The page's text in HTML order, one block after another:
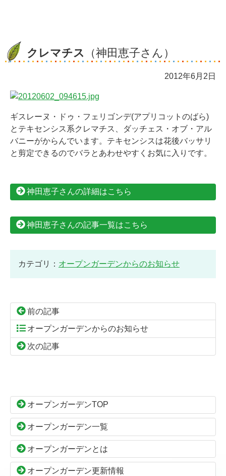
クレマチス （神田恵子さん）
2012年6月2日
ギスレーヌ・ドゥ・フェリゴンデ(アプリコットのばら)
とテキセンシス系クレマチス、ダッチェス・オブ・アル
バニーがからんでいます。テキセンシスは花後バッサリ
と剪定できるのでバラとあわせやすくお気に入りです。
神田恵子さんの詳細はこちら
神田恵子さんの記事一覧はこちら
カテゴリ： オープンガーデンからのお知らせ
前の記事
オープンガーデンからのお知らせ
次の記事
ン
本
文
先
の
頭
へ
る
オープンガーデンTOP
オープンガーデン一覧
オープンガーデンとは
オープンガーデン更新情報